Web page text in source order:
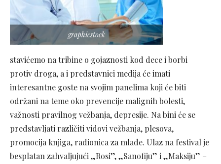
graphicstock
stavićemo na tribine o gojaznosti kod dece i borbi
protiv droga, a i predstavnici medija će imati
interesantne goste na svojim panelima koji će biti
održani na teme oko prevencije malignih bolesti,
važnosti pravilnog vežbanja, depresije. Na bini će se
predstavljati različiti vidovi vežbanja, plesova,
promocija knjiga, radionica za mlade. Ulaz na festival je
besplatan zahvaljujući „Rosi”, „Sanofiju” i „Maksiju” –